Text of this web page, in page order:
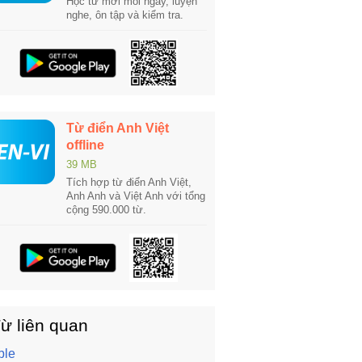
nghe, ôn tập và kiểm tra.
Từ điển Anh Việt
offline
39 MB
Tích hợp từ điển Anh Việt,
Anh Anh và Việt Anh với tổng
cộng 590.000 từ.
liên quan